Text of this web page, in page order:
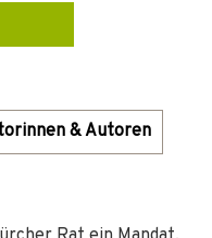
& Autoren